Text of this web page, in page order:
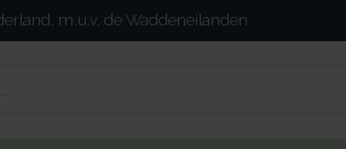
m.u.v. de Waddeneilanden